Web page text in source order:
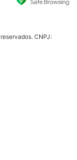
CNPJ: